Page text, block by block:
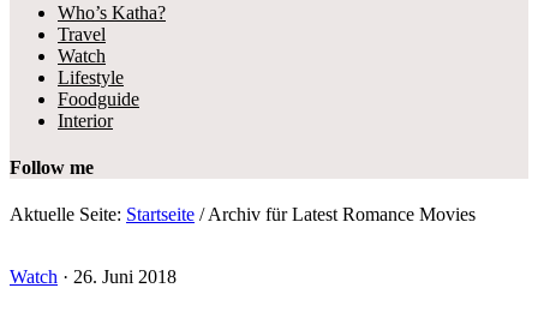
Who’s Katha?
Travel
Watch
Lifestyle
Foodguide
Interior
Follow me
Aktuelle Seite: Startseite /Archiv für Latest Romance Movies
Watch · 26. Juni 2018